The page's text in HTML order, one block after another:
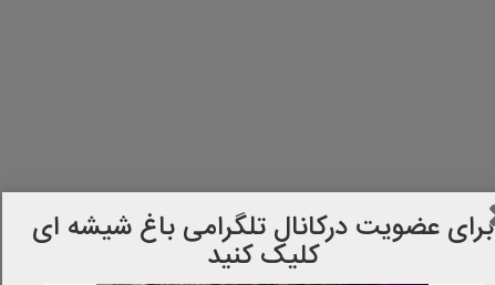
برای عضویت دركانال تلگرامی باغ شیشه ای
کلیک کنید